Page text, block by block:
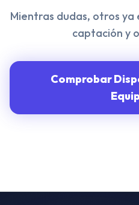
Mientras dudas, otros
captación y
Comprobar